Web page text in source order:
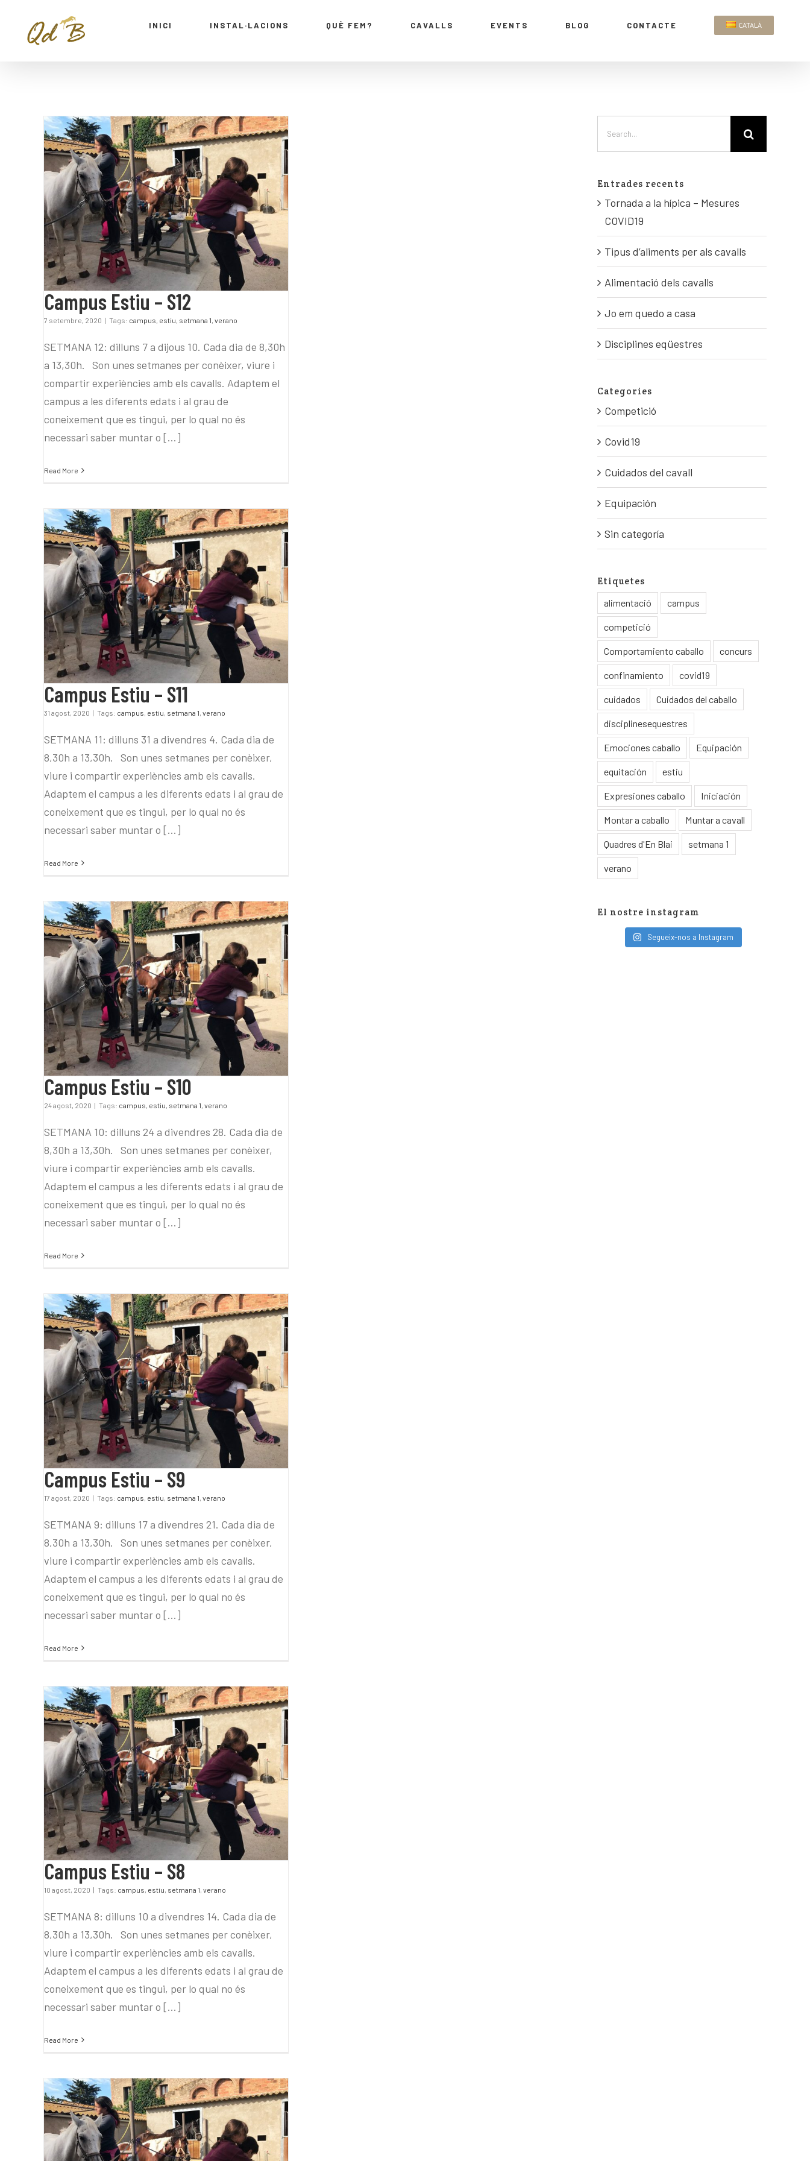
INICI INSTAL·LACIONS QUÈ FEM? CAVALLS EVENTS BLOG CONTACTE CATALÀ
Campus Estiu – S12
Campus Estiu – S12
7 setembre, 2020 | Tags: campus, estiu, setmana 1, verano
SETMANA 12: dilluns 7 a dijous 10. Cada dia de 8,30h
a 13,30h. Son unes setmanes per conèixer, viure i
compartir experiències amb els cavalls. Adaptem el
campus a les diferents edats i al grau de
coneixement que es tingui, per lo qual no és
necessari saber muntar o [...]
Read More
Campus Estiu – S11
Campus Estiu – S11
31 agost, 2020 | Tags: campus estiu setmana 1 verano
SETMANA 11: dilluns 31 a divendres 4. Cada dia de
8,30h a 13,30h. Son unes setmanes per conèixer,
viure i compartir experiències amb els cavalls.
Adaptem el campus a les diferents edats i al grau de
coneixement que es tingui, per lo qual no és
necessari saber muntar o [...]
Read More
Campus Estiu – S10
Campus Estiu – S10
24 agost, 2020 | Tags: campus estiu setmana 1 verano
SETMANA 10: dilluns 24 a divendres 28. Cada dia de
8,30h a 13,30h. Son unes setmanes per conèixer,
viure i compartir experiències amb els cavalls.
Adaptem el campus a les diferents edats i al grau de
coneixement que es tingui, per lo qual no és
necessari saber muntar o [...]
Read More
Campus Estiu – S9
Campus Estiu – S9
17 agost, 2020 | Tags: campus estiu setmana 1 verano
SETMANA 9: dilluns 17 a divendres 21. Cada dia de
8,30h a 13,30h. Son unes setmanes per conèixer,
viure i compartir experiències amb els cavalls.
Adaptem el campus a les diferents edats i al grau de
coneixement que es tingui, per lo qual no és
necessari saber muntar o [...]
Read More
Campus Estiu – S8
Campus Estiu – S8
10 agost, 2020 | Tags: campus, estiu, setmana 1, verano
SETMANA 8: dilluns 10 a divendres 14. Cada dia de
8,30h a 13,30h. Son unes setmanes per conèixer,
viure i compartir experiències amb els cavalls.
Adaptem el campus a les diferents edats i al grau de
coneixement que es tingui, per lo qual no és
necessari saber muntar o [...]
Read More
Entrades recents
Tornada a la hípica – Mesures
COVID19
Tipus d’aliments per als cavalls
Alimentació dels cavalls
Jo em quedo a casa
Disciplines eqüestres
Categories
Competició
Covid19
Cuidados del cavall
Equipación
Sin categoría
Etiquetes
alimentació
campus
competició
Comportamiento caballo concurs
confinamiento covid19
cuidados Cuidados del caballo
disciplinesequestres
Emociones caballo Equipación
equitación estiu
Expresiones caballo Iniciación
Montar a caballo Muntar a cavall
Quadres d'En Blai setmana 1
verano
El nostre instagram
Segueix-nos a Instagram